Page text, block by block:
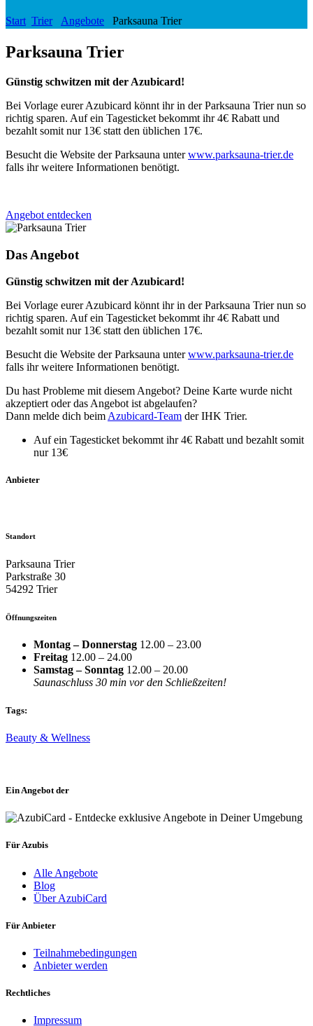
Start Trier Angebote Parksauna Trier
Parksauna Trier
Günstig schwitzen mit der Azubicard!
Bei Vorlage eurer Azubicard könnt ihr in der Parksauna Trier nun so
richtig sparen. Auf ein Tagesticket bekommt ihr 4€ Rabatt und
bezahlt somit nur 13€ statt den üblichen 17€.
Besucht die Website der Parksauna unterwww.parksauna-trier.de
falls ihr weitere Informationen benötigt.
Angebot entdecken
Das Angebot
Günstig schwitzen mit der Azubicard!
Bei Vorlage eurer Azubicard könnt ihr in der Parksauna Trier nun so
richtig sparen. Auf ein Tagesticket bekommt ihr 4€ Rabatt und
bezahlt somit nur 13€ statt den üblichen 17€.
Besucht die Website der Parksauna unterwww.parksauna-trier.de
falls ihr weitere Informationen benötigt.
Du hast Probleme mit diesem Angebot? Deine Karte wurde nicht
akzeptiert oder das Angebot ist abgelaufen?
Dann melde dich beim Azubicard-Team der IHK Trier.
Auf ein Tagesticket bekommt ihr 4€ Rabatt und bezahlt somit
nur 13€
Anbieter
Standort
Parksauna Trier
Parkstraße 30
54292 Trier
Öffnungszeiten
Montag – Donnerstag 12.00 – 23.00
Freitag 12.00 – 24.00
Samstag – Sonntag 12.00 – 20.00
Saunaschluss 30 min vor den Schließzeiten!
Tags:
Beauty & Wellness
Ein Angebot der
Für Azubis
Alle Angebote
Blog
Über AzubiCard
Für Anbieter
Teilnahmebedingungen
Anbieter werden
Rechtliches
Impressum